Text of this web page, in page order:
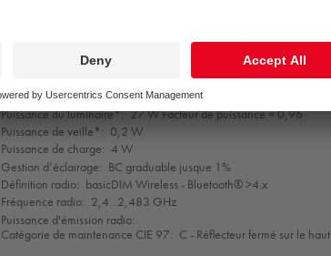
4000 Kelvin
Tolérance de la couleur (MacAdam intial):
L80 50000 h à 25 °C
Convertisseur: 1x HFI* Tridonic LCA
Puissance du luminaire*: 27 W Facteur de puissance = 0,96
Puissance de veille*: 0,2 W
Puissance de charge: 4 W
Gestion d’éclairage: BC graduable jusque 1%
Définition radio: basicDIM Wireless - Bluetooth® >4.x
Fréquence radio: 2,4...2,483 GHz
Puissance d'émission radio:
Catégorie de maintenance CIE 97: C - Réflecteur fermé sur le haut